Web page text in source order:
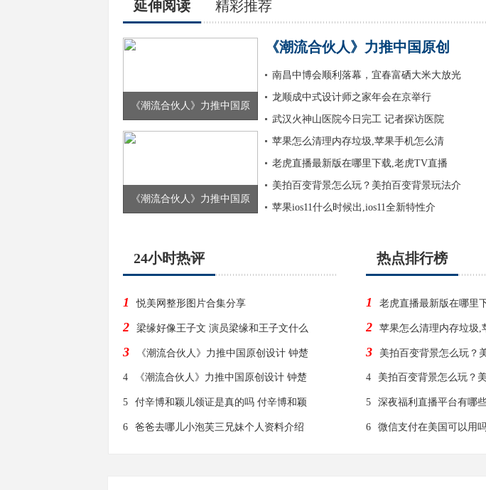
延伸阅读 精彩推荐
《潮流合伙人》力推中国原
《潮流合伙人》力推中国原
《潮流合伙人》力推中国原创
南昌中博会顺利落幕，宜春富硒大米大放光
龙顺成中式设计师之家年会在京举行
武汉火神山医院今日完工 记者探访医院
苹果怎么清理内存垃圾,苹果手机怎么清
老虎直播最新版在哪里下载,老虎TV直播
美拍百变背景怎么玩？美拍百变背景玩法介
苹果ios11什么时候出,ios11全新特性介
24小时热评
1 悦美网整形图片合集分享
2 梁缘好像王子文 演员梁缘和王子文什么
3 《潮流合伙人》力推中国原创设计 钟楚
4 《潮流合伙人》力推中国原创设计 钟楚
5 付辛博和颖儿领证是真的吗 付辛博和颖
6 爸爸去哪儿小泡芙三兄妹个人资料介绍
热点排行榜
1 老虎直播最新版在哪里
2 苹果怎么清理内存垃圾,
3 美拍百变背景怎么玩？
4 美拍百变背景怎么玩？
5 深夜福利直播平台有哪
6 微信支付在美国可以用